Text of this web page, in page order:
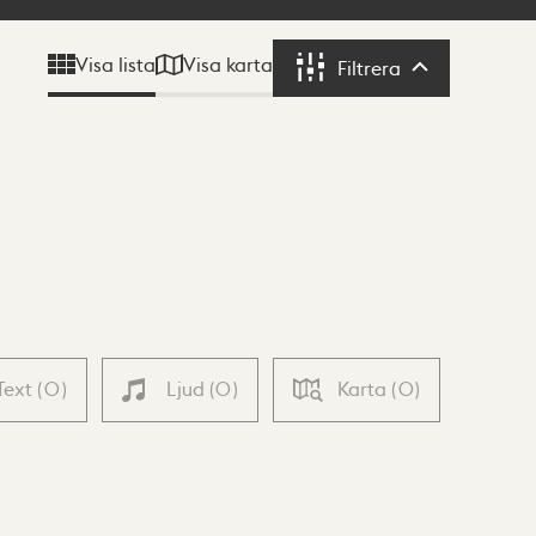
Visa lista Visa karta Filtrera Filtrera
(0) Ljud (0) Karta (0)